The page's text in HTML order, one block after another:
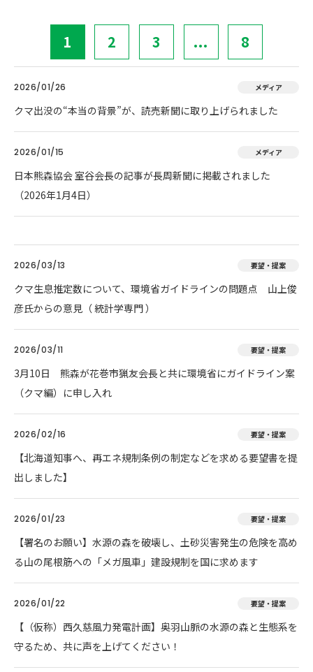
1 2 3 ... 8
2026/01/26 メディア
クマ出没の“本当の背景”が、読売新聞に取り上げられました
2026/01/15 メディア
日本熊森協会 室谷会長の記事が長周新聞に掲載されました
（2026年1月4日）
2026/03/13 要望・提案
クマ生息推定数について、環境省ガイドラインの問題点 山上俊
彦氏からの意見（ 統計学専門 ）
2026/03/11 要望・提案
3月10日 熊森が花巻市猟友会長と共に環境省にガイドライン案
（クマ編）に申し入れ
2026/02/16 要望・提案
【北海道知事へ、再エネ規制条例の制定などを求める要望書を提
出しました】
2026/01/23 要望・提案
【署名のお願い】水源の森を破壊し、土砂災害発生の危険を高め
る山の尾根筋への「メガ風車」建設規制を国に求めます
2026/01/22 要望・提案
【（仮称）西久慈風力発電計画】奥羽山脈の水源の森と生態系を
守るため、共に声を上げてください！